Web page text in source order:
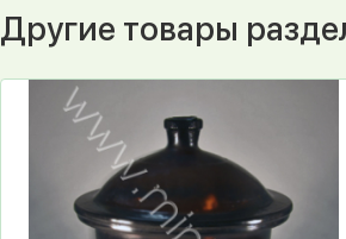
Другие товары